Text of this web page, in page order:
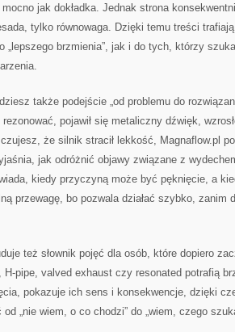
mocno jak dokładka. Jednak strona
tylko równowaga. Dzięki temu treści
„lepszego brzmienia”, jak i do tych, którzy
także podejście „od problemu do
rezonować, pojawił się metaliczny dźwięk,
że silnik stracił lekkość, Magnaflow.pl
jak odróżnić objawy związane z
kiedy przyczyną może być pęknięcie, a
przewagę, bo pozwala działać szybko, zanim
też słownik pojęć dla osób, które dopiero
H-pipe, valved exhaust czy resonated potrafią
pokazuje ich sens i konsekwencje, dzięki
„nie wiem, o co chodzi” do „wiem, czego